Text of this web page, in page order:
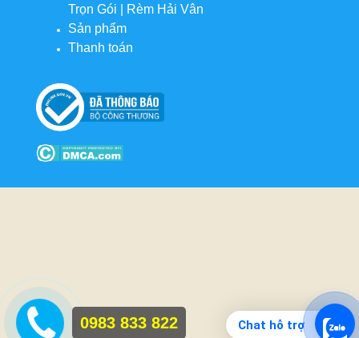
Trọn Gói | Rèm Hải Vân
Sản phẩm
Thanh toán
0983 833 822 Chat hỗ trợ